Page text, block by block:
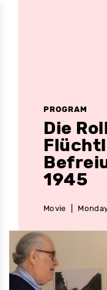
PROGRAM
Die
1945
Movie